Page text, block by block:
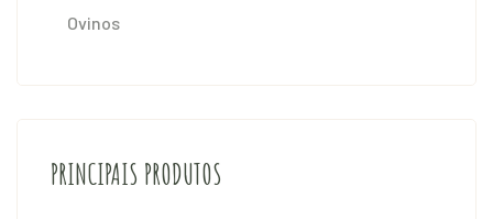
Ovinos
PRINCIPAIS PRODUTOS